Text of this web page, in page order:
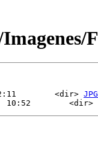
<dir> JPG
10:52        <dir>